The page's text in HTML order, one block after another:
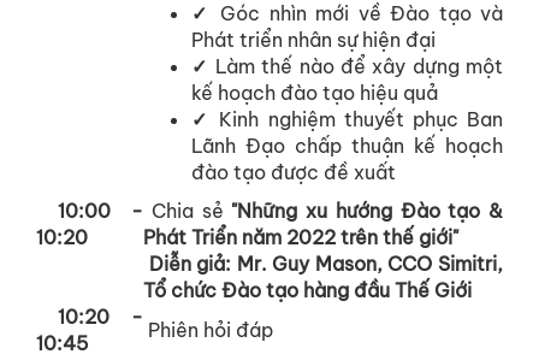
✓ Góc nhìn mới về Đào tạo và
Phát triển nhân sự hiện đại
✓ Làm thế nào để xây dựng một
kế hoạch đào tạo hiệu quả
✓ Kinh nghiệm thuyết phục Ban
Lãnh Đạo chấp thuận kế hoạch
đào tạo được đề xuất
10:00 -
10:20
Chia sẻ "Những xu hướng Đào tạo &
Phát Triển năm 2022 trên thế giới"
Diễn giả: Mr. Guy Mason, CCO Simitri,
Tổ chức Đào tạo hàng đầu Thế Giới
10:20 -
10:45
Phiên hỏi đáp